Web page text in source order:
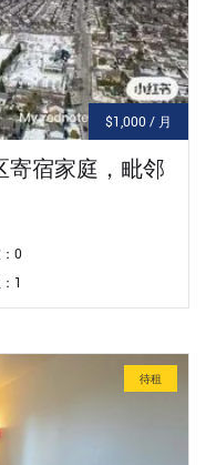
$1,000 / 月
寄宿家庭，毗邻
0
1
待租